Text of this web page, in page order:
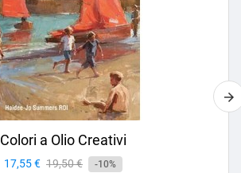
Colori a Olio Creativi
Prezzo
17,55 € Prezzo
19,50 € -10%